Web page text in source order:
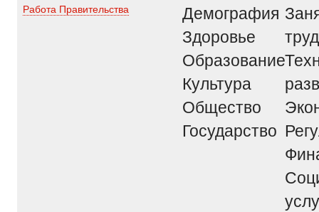
Работа Правительства
Демография
Здоровье
Образование
Культура
Общество
Государство
труд